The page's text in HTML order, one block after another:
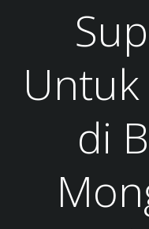
Untuk
di